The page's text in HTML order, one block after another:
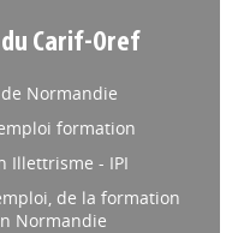
Carif-Oref
Normandie
formation
Illettrisme - IPI
de la formation
Normandie